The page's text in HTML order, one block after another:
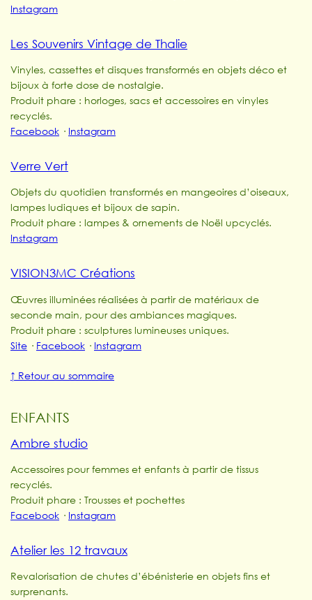
Instagram
Les Souvenirs Vintage de Thalie
Vinyles, cassettes et disques transformés en objets déco et
bijoux à forte dose de nostalgie.
Produit phare : horloges, sacs et accessoires en vinyles
recyclés.
Facebook · Instagram
Verre Vert
Objets du quotidien transformés en mangeoires d’oiseaux,
lampes ludiques et bijoux de sapin.
Produit phare : lampes & ornements de Noël upcyclés.
Instagram
VISION3MC Créations
Œuvres illuminées réalisées à partir de matériaux de
seconde main, pour des ambiances magiques.
Produit phare : sculptures lumineuses uniques.
Site · Facebook · Instagram
↑ Retour au sommaire
ENFANTS
Ambre studio
Accessoires pour femmes et enfants à partir de tissus
recyclés.
Produit phare : Trousses et pochettes
Facebook · Instagram
Atelier les 12 travaux
Revalorisation de chutes d’ébénisterie en objets fins et
surprenants.